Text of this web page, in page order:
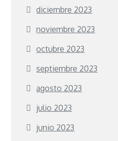
diciembre 2023
noviembre 2023
octubre 2023
septiembre 2023
agosto 2023
julio 2023
junio 2023